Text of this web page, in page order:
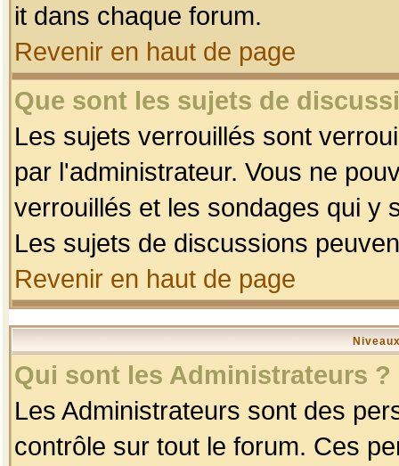
it dans chaque forum.
Revenir en haut de page
Que sont les sujets de
Les sujets verrouillés sont
par l'administrateur. Vous ne
verrouillés et les sondages qui y
Les sujets de discussions
Revenir en haut de page
Qui sont les Administrateurs ?
Les Administrateurs sont des
contrôle sur tout le forum. Ces